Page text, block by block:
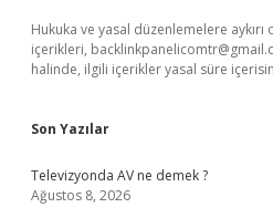
Hukuka ve yasal düzenlemelere
içerikleri,
halinde, ilgili içerikler yasal süre
Son Yazılar
Televizyonda AV ne demek ?
Ağustos 8, 2026